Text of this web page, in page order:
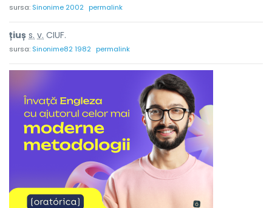
sursa: Sinonime 2002 permalink
țiuș s. v. CIUF.
sursa: Sinonime82 1982 permalink